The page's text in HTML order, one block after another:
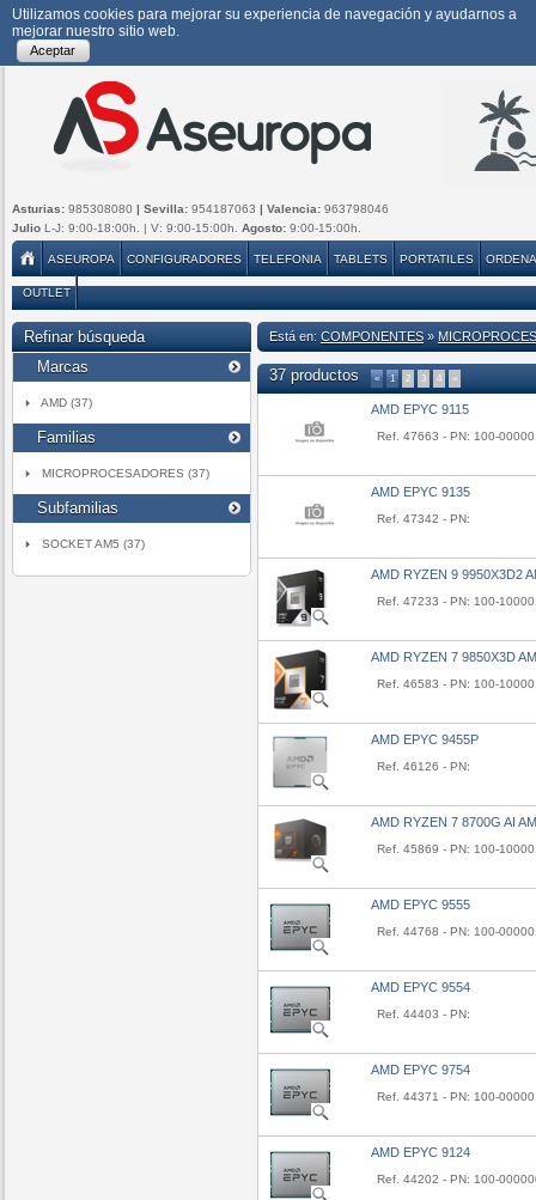
Utilizamos cookies para mejorar su experiencia de navegación y ayudarnos a
mejorar nuestro sitio web.
Aceptar
Asturias: 985308080 | Sevilla: 954187063 | Valencia: 963798046
Julio L-J: 9:00-18:00h. | V: 9:00-15:00h. Agosto: 9:00-15:00h.
ASEUROPA CONFIGURADORES TELEFONIA TABLETS PORTATILES
OUTLET
Refinar búsqueda
Marcas
AMD (37)
Familias
MICROPROCESADORES (37)
Subfamilias
SOCKET AM5 (37)
Está en: COMPONENTES »
37 productos « 1 2 3 4 »
AMD EPYC 9115
Ref. 47663 - PN: 100-
AMD EPYC 9135
Ref. 47342 - PN:
AMD RYZEN 9 9950X3D2
Ref. 47233 - PN: 100-
AMD RYZEN 7 9850X3D
Ref. 46583 - PN: 100-
AMD EPYC 9455P
Ref. 46126 - PN:
AMD RYZEN 7 8700G AI
Ref. 45869 - PN: 100-
AMD EPYC 9555
Ref. 44768 - PN: 100-
AMD EPYC 9554
Ref. 44403 - PN:
AMD EPYC 9754
Ref. 44371 - PN: 100-
AMD EPYC 9124
Ref. 44202 - PN: 100-